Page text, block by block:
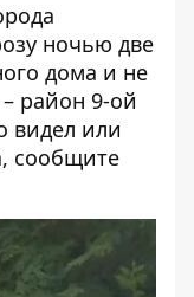
ночью две
дома и не
район 9-ой
видел или
сообщите